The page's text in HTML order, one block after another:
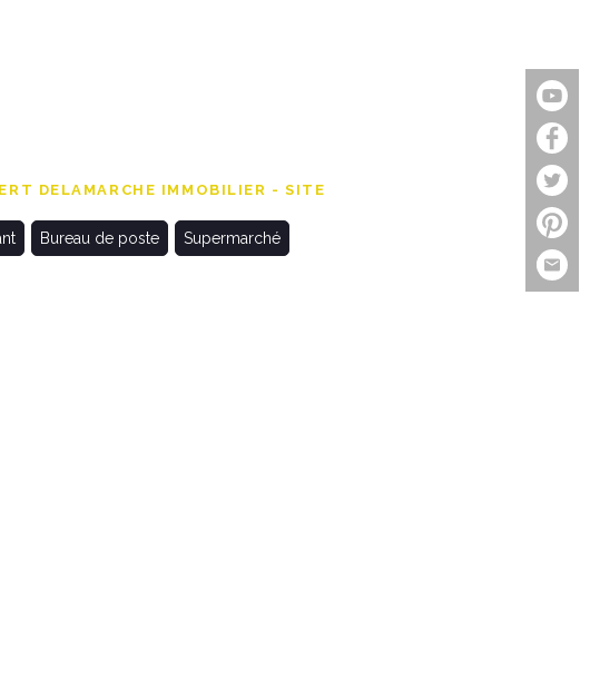
DELAMARCHE IMMOBILIER - SITE
Bureau de poste Supermarché